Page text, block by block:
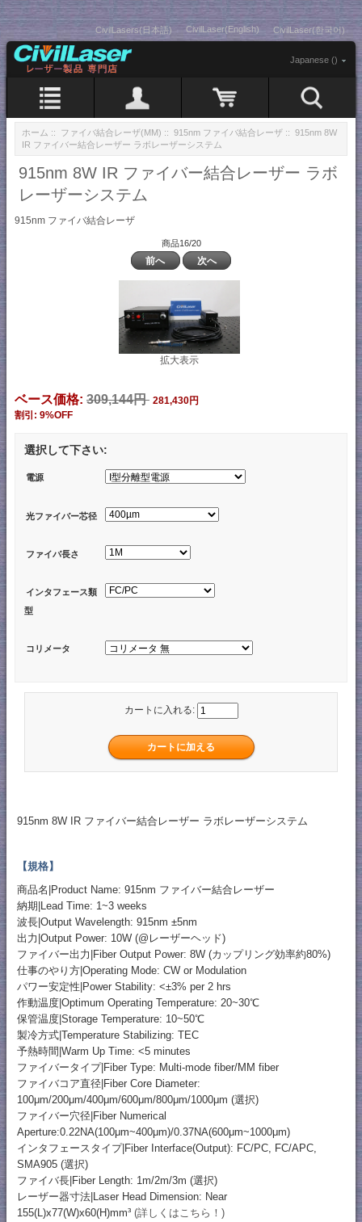
CivilLasers(日本語) CivilLaser(English) CivilLaser(한국어)
Japanese ()
ホーム :: ファイバ結合レーザ(MM) :: 915nm ファイバ結合レーザ :: 915nm 8W
IR ファイバー結合レーザー ラボレーザーシステム
915nm 8W IR ファイバー結合レーザー ラボ
レーザーシステム
915nm ファイバ結合レーザ
商品16/20
前へ 次へ
拡大表示
ベース価格: 309,144円 281,430円
割引: 9%OFF
選択して下さい:
電源
光ファイバー芯径
ファイバ長さ
インタフェース類
型
コリメータ
カートに入れる:
915nm 8W IR ファイバー結合レーザー ラボレーザーシステム
【規格】
商品名|Product Name: 915nm ファイバー結合レーザー
納期|Lead Time: 1~3 weeks
波長|Output Wavelength: 915nm ±5nm
出力|Output Power: 10W (@レーザーヘッド)
ファイバー出力|Fiber Output Power: 8W (カップリング効率約80%)
仕事のやり方|Operating Mode: CW or Modulation
パワー安定性|Power Stability: <±3% per 2 hrs
作動温度|Optimum Operating Temperature: 20~30℃
保管温度|Storage Temperature: 10~50℃
製冷方式|Temperature Stabilizing: TEC
予熱時間|Warm Up Time: <5 minutes
ファイバータイプ|Fiber Type: Multi-mode fiber/MM fiber
ファイバコア直径|Fiber Core Diameter:
100μm/200μm/400μm/600μm/800μm/1000μm (選択)
ファイバー穴径|Fiber Numerical
Aperture:0.22NA(100μm~400μm)/0.37NA(600μm~1000μm)
インタフェースタイプ|Fiber Interface(Output): FC/PC, FC/APC,
SMA905 (選択)
ファイバ長|Fiber Length: 1m/2m/3m (選択)
レーザー器寸法|Laser Head Dimension: Near
155(L)x77(W)x60(H)mm³ (詳しくはこちら！)